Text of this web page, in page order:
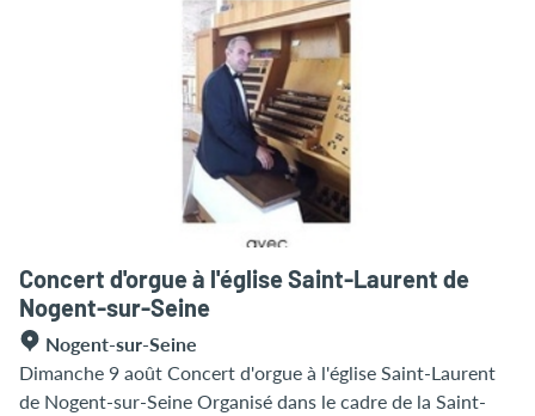
Concert d'orgue à l'église Saint-Laurent de
Nogent-sur-Seine
Nogent-sur-Seine
Dimanche 9 août Concert d'orgue à l'église Saint-Laurent
de Nogent-sur-Seine Organisé dans le cadre de la Saint-